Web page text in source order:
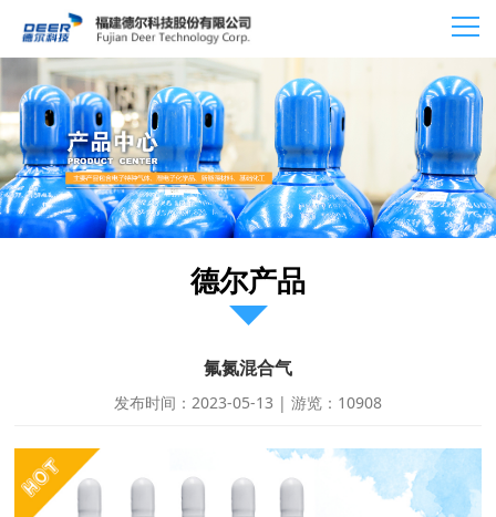
德尔产品
氟氮混合气
发布时间：2023-05-13 | 游览：10908